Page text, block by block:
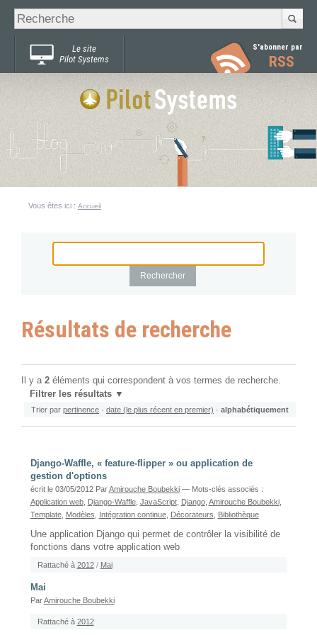
Chercher par
Recherche
avancée…
Le site
Pilot Systems
S'abonner par
RSS
Vous êtes ici : Accueil
Résultats de recherche
Il y a 2 éléments qui correspondent à vos termes de recherche.
Filtrer les résultats
Trier par pertinence · date (le plus récent en premier) · alphabétiquement
Django-Waffle, « feature-flipper » ou application de
gestion d'options
écrit le 03/05/2012 ParAmirouche Boubekki — Mots-clés associés :
Application web, Django-Waffle, JavaScript, Django, Amirouche Boubekki,
Template, Modèles Intégration continue, Décorateurs Bibliothèque
Une application Django qui permet de contrôler la visibilité de
fonctions dans votre application web
Rattaché à 2012 / Mai
Mai
ParAmirouche Boubekki
Rattaché à 2012